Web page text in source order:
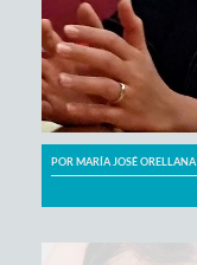
PORMARÍA JOSÉ